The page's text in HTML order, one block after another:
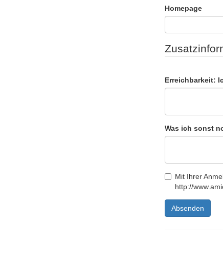
Homepage
Erreichbarkeit:
Was ich sonst
Mit Ihrer
http://
Absenden